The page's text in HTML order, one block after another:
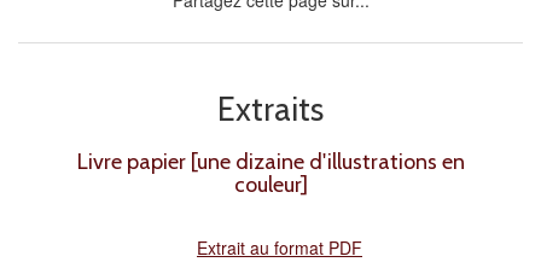
Extraits
Livre papier [une dizaine d'illustrations en
couleur]
Extrait au format PDF